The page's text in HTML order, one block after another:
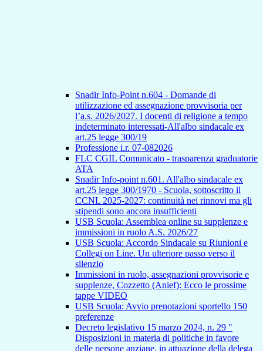
Snadir Info-Point n.604 - Domande di
utilizzazione ed assegnazione provvisoria per
l’a.s. 2026/2027. I docenti di religione a tempo
indeterminato interessati-All'albo sindacale ex
art.25 legge 300/19
Professione i.r. 07-082026
FLC CGIL Comunicato - trasparenza graduatorie
ATA
Snadir Info-point n.601. All'albo sindacale ex
art.25 legge 300/1970 - Scuola, sottoscritto il
CCNL 2025-2027: continuità nei rinnovi ma gli
stipendi sono ancora insufficienti
USB Scuola: Assemblea online su supplenze e
immissioni in ruolo A.S. 2026/27
USB Scuola: Accordo Sindacale su Riunioni e
Collegi on Line. Un ulteriore passo verso il
silenzio
Immissioni in ruolo, assegnazioni provvisorie e
supplenze, Cozzetto (Anief): Ecco le prossime
tappe VIDEO
USB Scuola: Avvio prenotazioni sportello 150
preferenze
Decreto legislativo 15 marzo 2024, n. 29 "
Disposizioni in materia di politiche in favore
delle persone anziane, in attuazione della delega